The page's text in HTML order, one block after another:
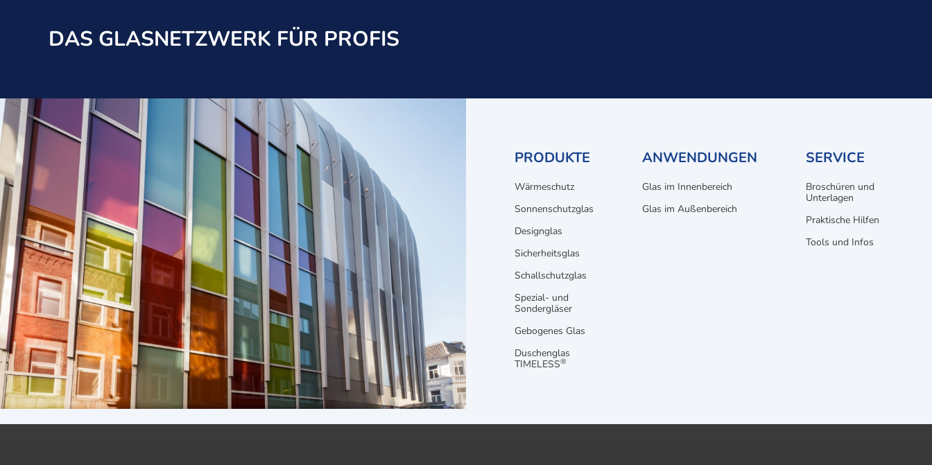
DAS GLASNETZWERK FÜR PROFIS
PRODUKTE
Wärmeschutz
Sonnenschutzglas
Designglas
Sicherheitsglas
Schallschutzglas
Spezial- und
Sondergläser
Gebogenes Glas
Duschenglas
TIMELESS®
ANWENDUNGEN
Glas im Innenbereich
Glas im Außenbereich
SERVICE
Broschüren und
Unterlagen
Praktische Hilfen
Tools und Infos